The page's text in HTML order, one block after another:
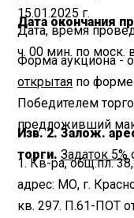
15.01.2025 г.
Дата окончания
Дата, время
ч. 00 мин. по моск.
Форма аукциона -
открытая по форме
Победителем
предложивший
Изв. 2. Залож.
торги.Задаток 5%
1. Кв-ра, общ.пл.
адрес: МО, г.
кв. 297. П.61-ПОТ